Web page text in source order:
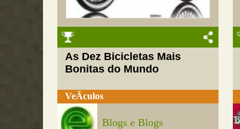
As Dez Bicicletas Mais
Bonitas do Mundo
VeÃ­culos
Blogs e Blogs